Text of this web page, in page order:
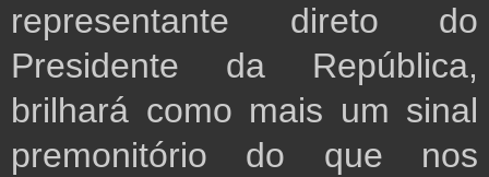
representante direto do
Presidente da República,
brilhará como mais um sinal
premonitório do que nos